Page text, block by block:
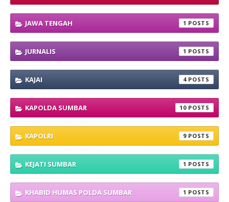
JAWA TENGAH 1
JURNALIS 1
KAJAI 4
KAPOLDA SUMBAR 10
KAPOLRI 9
KEJATI SUMBAR 1
KHABID HUMAS POLDA SUMBAR 1